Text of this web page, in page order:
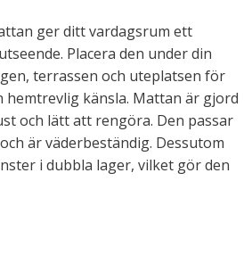
ger ditt vardagsrum ett
Placera den under din
terrassen och uteplatsen för
hemtrevlig känsla. Mattan är gjord
och lätt att rengöra. Den passar
är väderbeständig. Dessutom
i dubbla lager, vilket gör den